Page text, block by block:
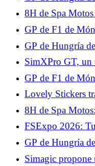
promocional.
entrenamientos
dificultades antes
8H de Spa
rápidos los que
de Xavier
GP de F1 de
con Ferrari el
GP de Hungría
Fabio Quartararo
la pole
SimXPro GT, un
que busca ser
GP de F1 de
entrenamientos
control, Isack
Lovely Stickers
volantes y tus
8H de Spa
H+2, el BMW
FSExpo 2026:
madurez.
GP de Hungría
de la carrera al
Simagic propone